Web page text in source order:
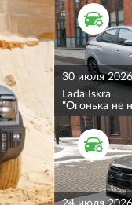
30 июля 2026
Lada Iskra
"Огонька не